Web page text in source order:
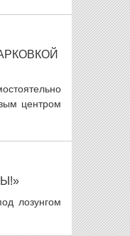
центром
лозунгом